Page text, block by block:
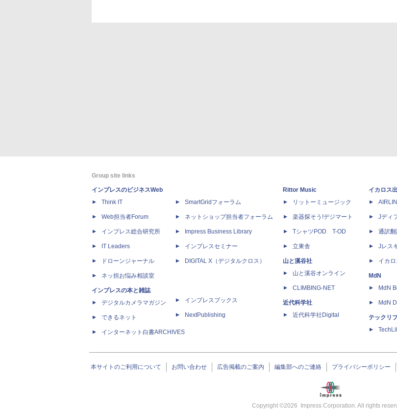
Group site links
インプレスのビジネスWeb
Think IT
Web担当者Forum
インプレス総合研究所
IT Leaders
ドローンジャーナル
ネッ担お悩み相談室
インプレスの本と雑誌
デジタルカメラマガジン
できるネット
インターネット白書ARCHIVES
SmartGridフォーラム
ネットショップ担当者フォーラム
Impress Business Library
インプレスセミナー
DIGITAL X（デジタルクロス）
インプレスブックス
NextPublishing
Rittor Music
リットーミュージック
楽器探そう!デジマート
TシャツPOD T-OD
立東舎
山と溪谷社
山と溪谷オンライン
CLIMBING-NET
近代科学社
近代科学社Digital
イカロス
Jディ
通訳
Jレス
イカ
MdN
MdN
MdN
テックリ
本サイトのご利用について お問い合わせ 広告掲載のご案内 編集部へのご連絡 プライバシーポリシー
Copyright ©2026 Impress Corporation. All rights